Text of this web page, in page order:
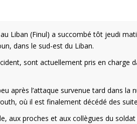
Liban (Finul) a succombé tôt jeudi
dans le sud-est du Liban.
sont actuellement pris en charge
après l’attaque survenue tard dans la
où il est finalement décédé des
aux proches et aux collègues du soldat